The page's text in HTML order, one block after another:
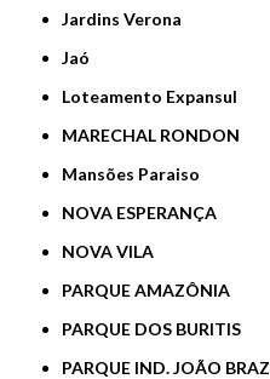
Jardins Verona
Jaó
Loteamento Expansul
MARECHAL RONDON
Mansões Paraiso
NOVA ESPERANÇA
NOVA VILA
PARQUE AMAZÔNIA
PARQUE DOS BURITIS
PARQUE IND. JOÃO BRAZ